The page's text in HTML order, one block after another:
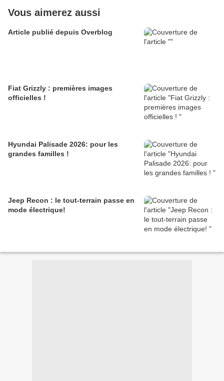
Vous aimerez aussi
Article publié depuis Overblog
Fiat Grizzly : premières images
officielles !
Hyundai Palisade 2026: pour les
grandes familles !
Jeep Recon : le tout-terrain passe en
mode électrique!